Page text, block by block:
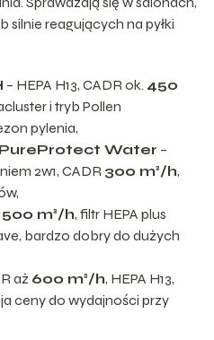
silnie reagujących na pyłki
– HEPA H13, CADR ok. 450
i tryb Pollen
pylenia,
PureProtect Water –
2w1, CADR 300 m³/h,
500 m³/h, filtr HEPA plus
bardzo dobry do dużych
aż 600 m³/h, HEPA H13,
ceny do wydajności przy